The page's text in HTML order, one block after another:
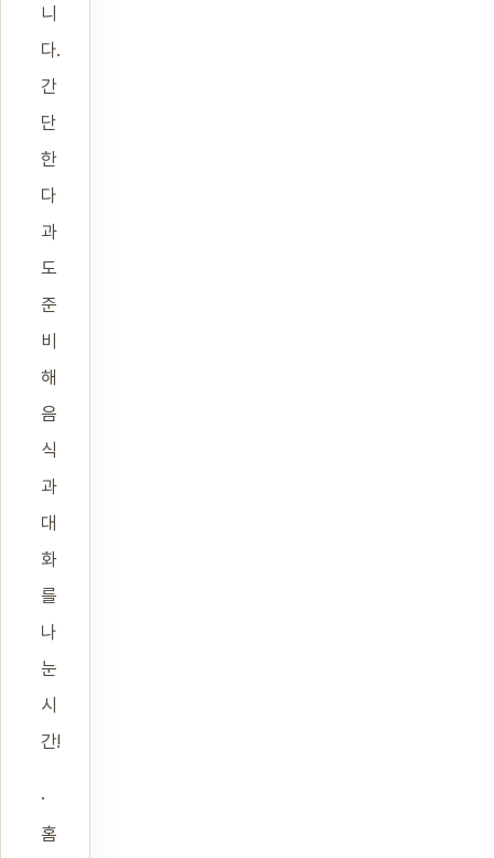
니
다.
간
단
한
다
과
도
준
비
해
음
식
과
대
화
를
나
눈
시
간!
·
홈